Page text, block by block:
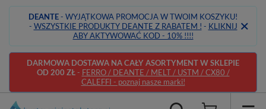
DEANTE- WYJĄTKOWA PROMOCJA W TWOIM KOSZYKU!
- WSZYSTKIE PRODUKTY DEANTE Z RABATEM ! - KLIKNIJ
ABY AKTYWOWAĆ KOD - 10% !!!!
DARMOWA DOSTAWA NA CAŁY ASORTYMENT W SKLEPIE
OD 200 ZŁ- FERRO / DEANTE / MELT / USTM / CX80 /
CALEFFI - poznaj nasze marki!